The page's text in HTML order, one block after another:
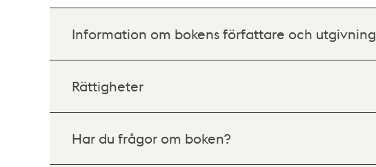
Information om bokens författare och utgivning
Rättigheter
Har du frågor om boken?